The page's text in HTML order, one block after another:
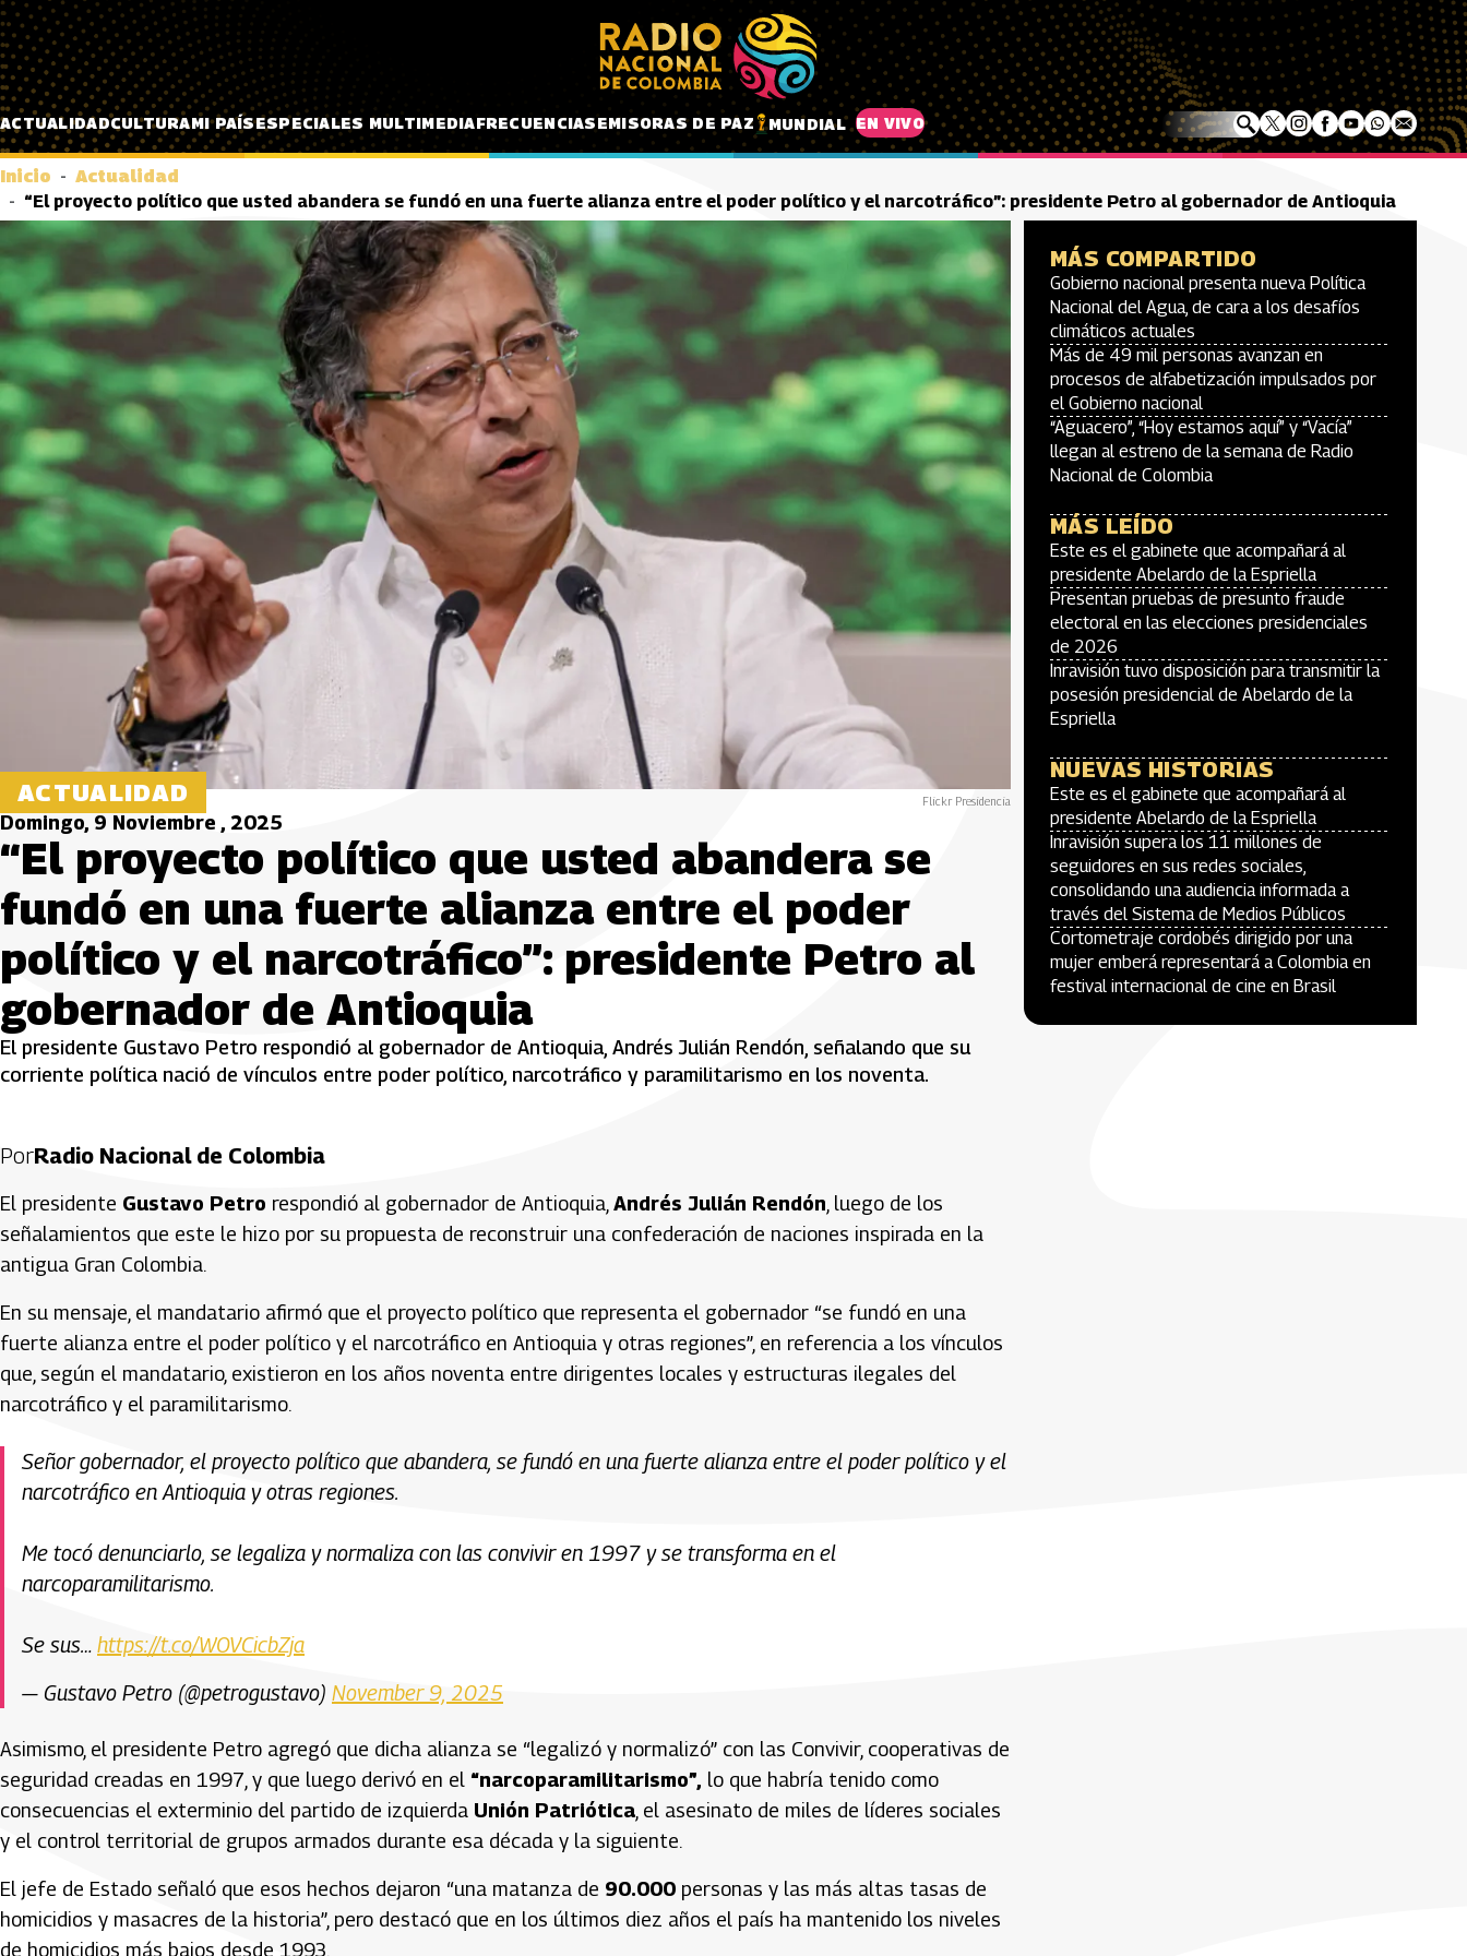
Pasar al contenido principal
ACTUALIDADCULTURAMI PAÍSESPECIALES MULTIMEDIAFRECUENCIASEMISORAS DE PAZ MUNDIAL EN VIVO
Inicio
Actualidad
“El proyecto político que usted abandera se fundó en una fuerte alianza entre el poder político y el narcotráfico”: presidente Petro al gobernador de Antioquia
ACTUALIDAD Flickr Presidencia
Domingo, 9 Noviembre , 2025
“El proyecto político que usted abandera se
fundó en una fuerte alianza entre el poder
político y el narcotráfico”: presidente Petro al
gobernador de Antioquia
El presidente Gustavo Petro respondió al gobernador de Antioquia, Andrés Julián Rendón, señalando que su
corriente política nació de vínculos entre poder político, narcotráfico y paramilitarismo en los noventa.
PorRadio Nacional de Colombia
El presidente Gustavo Petro respondió al gobernador de Antioquia, Andrés Julián Rendón , luego de los
señalamientos que este le hizo por su propuesta de reconstruir una confederación de naciones inspirada en la
antigua Gran Colombia.
En su mensaje, el mandatario afirmó que el proyecto político que representa el gobernador “se fundó en una
fuerte alianza entre el poder político y el narcotráfico en Antioquia y otras regiones”, en referencia a los vínculos
que, según el mandatario, existieron en los años noventa entre dirigentes locales y estructuras ilegales del
narcotráfico y el paramilitarismo.
Señor gobernador, el proyecto político que abandera, se fundó en una fuerte alianza entre el poder político y el
narcotráfico en Antioquia y otras regiones.
Me tocó denunciarlo, se legaliza y normaliza con las convivir en 1997 y se transforma en el
narcoparamilitarismo.
Se sus… https://t.co/WOVCicbZja
— Gustavo Petro (@petrogustavo) November 9, 2025
Asimismo, el presidente Petro agregó que dicha alianza se “legalizó y normalizó” con las Convivir, cooperativas de
seguridad creadas en 1997, y que luego derivó en el “narcoparamilitarismo”, lo que habría tenido como
consecuencias el exterminio del partido de izquierda Unión Patriótica , el asesinato de miles de líderes sociales
y el control territorial de grupos armados durante esa década y la siguiente.
El jefe de Estado señaló que esos hechos dejaron “una matanza de 90.000 personas y las más altas tasas de
homicidios y masacres de la historia”, pero destacó que en los últimos diez años el país ha mantenido los niveles
de homicidios más bajos desde 1993.
MÁS COMPARTIDO
Gobierno nacional presenta nueva Política
Nacional del Agua, de cara a los desafíos
climáticos actuales
Más de 49 mil personas avanzan en
procesos de alfabetización impulsados por
el Gobierno nacional
“Aguacero”, “Hoy estamos aquí” y “Vacía”
llegan al estreno de la semana de Radio
Nacional de Colombia
MÁS LEÍDO
Este es el gabinete que acompañará al
presidente Abelardo de la Espriella
Presentan pruebas de presunto fraude
electoral en las elecciones presidenciales
de 2026
Inravisión tuvo disposición para transmitir la
posesión presidencial de Abelardo de la
Espriella
NUEVAS HISTORIAS
Este es el gabinete que acompañará al
presidente Abelardo de la Espriella
Inravisión supera los 11 millones de
seguidores en sus redes sociales,
consolidando una audiencia informada a
través del Sistema de Medios Públicos
Cortometraje cordobés dirigido por una
mujer emberá representará a Colombia en
festival internacional de cine en Brasil